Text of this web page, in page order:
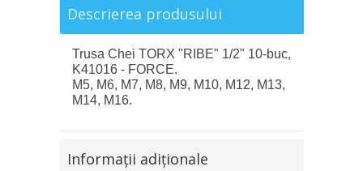
Descrierea produsului
Trusa Chei TORX "RIBE" 1/2" 10-buc,
K41016 - FORCE.
M5, M6, M7, M8, M9, M10, M12, M13,
M14, M16.
Informaţii adiţionale